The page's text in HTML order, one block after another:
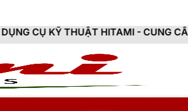
HITAMI - CUNG CẤP SẢN PHẨM